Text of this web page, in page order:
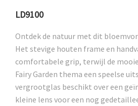
LD9100
Ontdek de natuur met dit
Het stevige houten frame en
comfortabele grip, terwijl de
Fairy Garden thema een speelse
vergrootglas beschikt over een
kleine lens voor een nog